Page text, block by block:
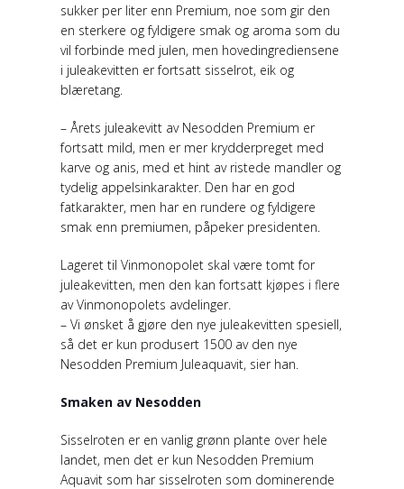
sukker per liter enn Premium, noe som gir den
en sterkere og fyldigere smak og aroma som du
vil forbinde med julen, men hovedingrediensene
i juleakevitten er fortsatt sisselrot, eik og
blæretang.
– Årets juleakevitt av Nesodden Premium er
fortsatt mild, men er mer krydderpreget med
karve og anis, med et hint av ristede mandler og
tydelig appelsinkarakter. Den har en god
fatkarakter, men har en rundere og fyldigere
smak enn premiumen, påpeker presidenten.
Lageret til Vinmonopolet skal være tomt for
juleakevitten, men den kan fortsatt kjøpes i flere
av Vinmonopolets avdelinger.
– Vi ønsket å gjøre den nye juleakevitten spesiell,
så det er kun produsert 1500 av den nye
Nesodden Premium Juleaquavit, sier han.
Smaken av Nesodden
Sisselroten er en vanlig grønn plante over hele
landet, men det er kun Nesodden Premium
Aquavit som har sisselroten som dominerende